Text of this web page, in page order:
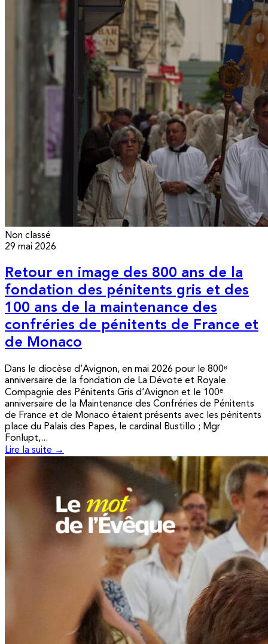
Non classé
29 mai 2026
Retour en image des 800 ans de la
fondation des pénitents gris et des
100 ans de la maintenance des
confréries de pénitents de France et
de Monaco
Dans le diocèse d’Avignon, en mai 2026 pour le 800ᵉ
anniversaire de la fondation de La Dévote et Royale
Compagnie des Pénitents Gris d’Avignon et le 100ᵉ
anniversaire de la Maintenance des Confréries de Pénitents
de France et de Monaco étaient présents avec les pénitents
place du Palais des Papes, le cardinal Bustillo ; Mgr
Fonlupt,...
Lire la suite →